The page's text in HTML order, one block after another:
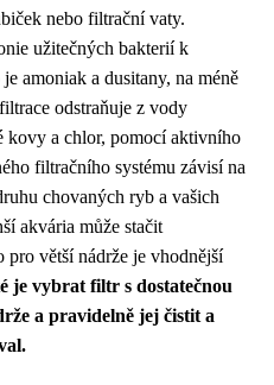
nebo filtrační vaty.
užitečných bakterií k
amoniak a dusitany, na méně
odstraňuje z vody
kovy a chlor, pomocí aktivního
filtračního systému závisí na
chovaných ryb a vašich
akvária může stačit
větší nádrže je vhodnější
je vybrat filtr s dostatečnou
a pravidelně jej čistit a